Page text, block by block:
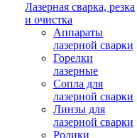
Лазерная сварка, резка
и очистка
Аппараты
лазерной сварки
Горелки
лазерные
Сопла для
лазерной сварки
Линзы для
лазерной сварки
Ролики